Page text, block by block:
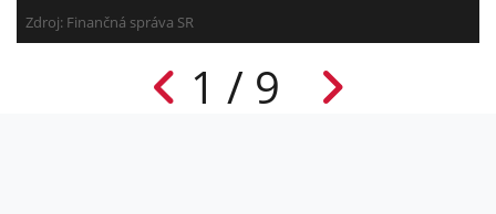
Zdroj: Finančná správa SR
1 / 9